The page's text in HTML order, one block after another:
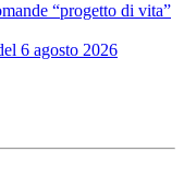
“progetto di vita”
6 agosto 2026